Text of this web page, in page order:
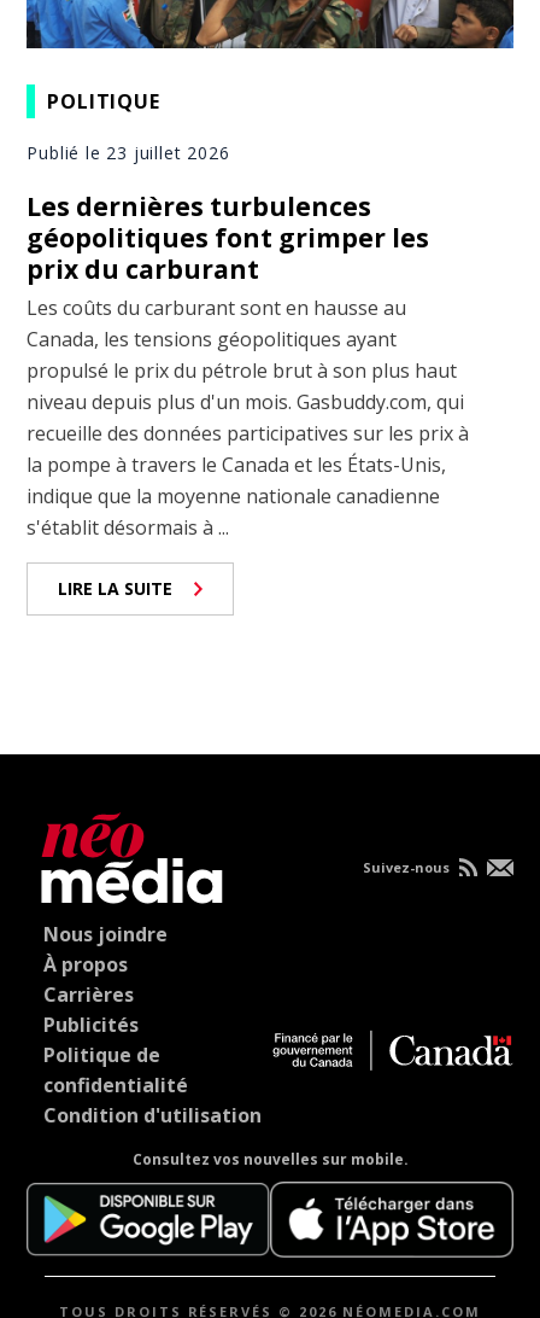
POLITIQUE
Publié le 23 juillet 2026
Les dernières turbulences
géopolitiques font grimper les
prix du carburant
Les coûts du carburant sont en hausse au
Canada, les tensions géopolitiques ayant
propulsé le prix du pétrole brut à son plus haut
niveau depuis plus d'un mois. Gasbuddy.com, qui
recueille des données participatives sur les prix à
la pompe à travers le Canada et les États-Unis,
indique que la moyenne nationale canadienne
s'établit désormais à ...
LIRE LA SUITE
Nous joindre
À propos
Carrières
Publicités
Politique de
confidentialité
Condition d'utilisation
Consultez vos nouvelles sur mobile.
Suivez-nous
TOUS DROITS RÉSERVÉS © 2026 NÉOMEDIA.COM